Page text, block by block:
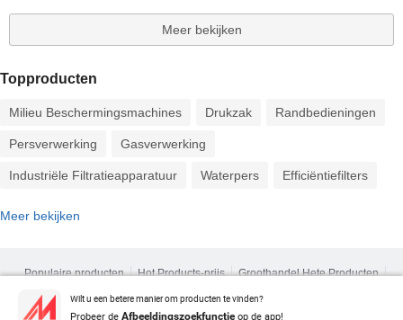
Meer bekijken
Wilt u een betere manier om producten te vinden?
Probeer de Afbeeldingszoekfunctieop de app!
Topproducten
Milieu Beschermingsmachines Drukzak Randbedieningen
Persverwerking Gasverwerking
Industriële Filtratieapparatuur Waterpers Efficiëntiefilters
Meer bekijken
Populaire producten Hot Products-prijs
Groothandel Hete Producten
Ster Koper
Pc-site
Inzichten
over
Gebruikersovereenkomst Privacybeleid